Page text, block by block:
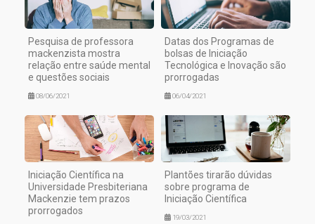
Pesquisa de professora
mackenzista mostra
relação entre saúde mental
e questões sociais
08/06/2021
Datas dos Programas de
bolsas de Iniciação
Tecnológica e Inovação são
prorrogadas
06/04/2021
Iniciação Científica na
Universidade Presbiteriana
Mackenzie tem prazos
prorrogados
Plantões tirarão dúvidas
sobre programa de
Iniciação Científica
19/03/2021